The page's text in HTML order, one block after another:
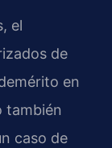
el
de
en
también
caso de